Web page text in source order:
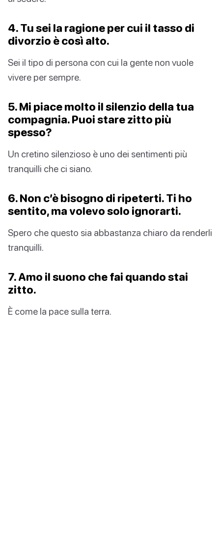
4. Tu sei la ragione per cui il tasso di
divorzio è così alto.
Sei il tipo di persona con cui la gente non vuole
vivere per sempre.
5. Mi piace molto il silenzio della tua
compagnia. Puoi stare zitto più
spesso?
Un cretino silenzioso è uno dei sentimenti più
tranquilli che ci siano.
6. Non c’è bisogno di ripeterti. Ti ho
sentito, ma volevo solo ignorarti.
Spero che questo sia abbastanza chiaro da renderli
tranquilli.
7. Amo il suono che fai quando stai
zitto.
È come la pace sulla terra.